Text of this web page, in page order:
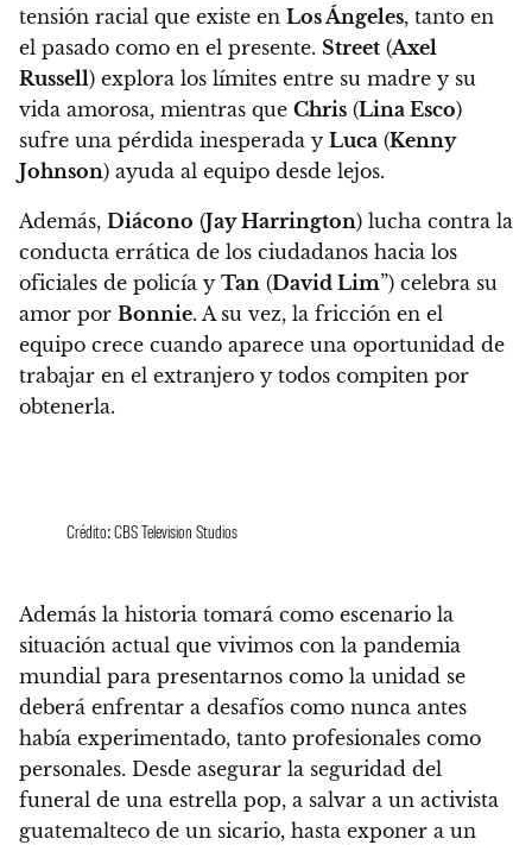
tensión racial que existe en Los Ángeles, tanto en
el pasado como en el presente. Street (Axel
Russell) explora los límites entre su madre y su
vida amorosa, mientras que Chris (Lina Esco)
sufre una pérdida inesperada y Luca (Kenny
Johnson) ayuda al equipo desde lejos.
Además, Diácono (Jay Harrington) lucha contra la
conducta errática de los ciudadanos hacia los
oficiales de policía y Tan (David Lim”) celebra su
amor por Bonnie. A su vez, la fricción en el
equipo crece cuando aparece una oportunidad de
trabajar en el extranjero y todos compiten por
obtenerla.
Crédito: CBS Television Studios
Además la historia tomará como escenario la
situación actual que vivimos con la pandemia
mundial para presentarnos como la unidad se
deberá enfrentar a desafíos como nunca antes
había experimentado, tanto profesionales como
personales. Desde asegurar la seguridad del
funeral de una estrella pop, a salvar a un activista
guatemalteco de un sicario, hasta exponer a un